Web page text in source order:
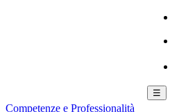
☰
Competenze e Professionalità